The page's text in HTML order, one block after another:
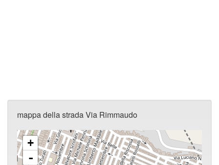
mappa della strada Via Rimmaudo
+
-